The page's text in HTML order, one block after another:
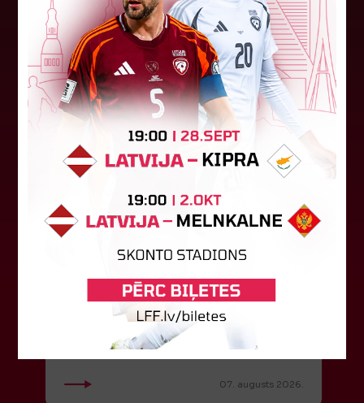
08. augusts 2026.
LFF DK 6. augusta lēmumi
Nr. DK 26/-38 Rīgā, 2026. gada 6. augustā.
Piedalās:Komitejas locekļi: Jevgenija
Tverjanoviča-Bore, Raivis Grīnbergs...
07. augusts 2026.